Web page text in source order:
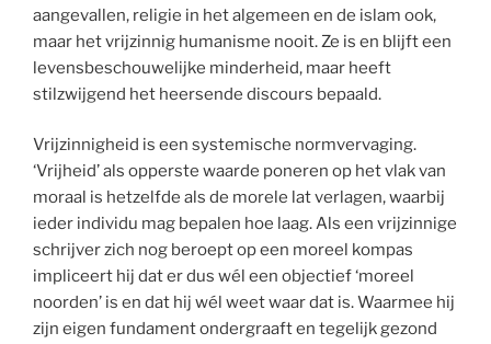
aangevallen, religie in het algemeen en de islam ook,
maar het vrijzinnig humanisme nooit. Ze is en blijft een
levensbeschouwelijke minderheid, maar heeft
stilzwijgend het heersende discours bepaald.
Vrijzinnigheid is een systemische normvervaging.
‘Vrijheid’ als opperste waarde poneren op het vlak van
moraal is hetzelfde als de morele lat verlagen, waarbij
ieder individu mag bepalen hoe laag. Als een vrijzinnige
schrijver zich nog beroept op een moreel kompas
impliceert hij dat er dus wél een objectief ‘moreel
noorden’ is en dat hij wél weet waar dat is. Waarmee hij
zijn eigen fundament ondergraaft en tegelijk gezond